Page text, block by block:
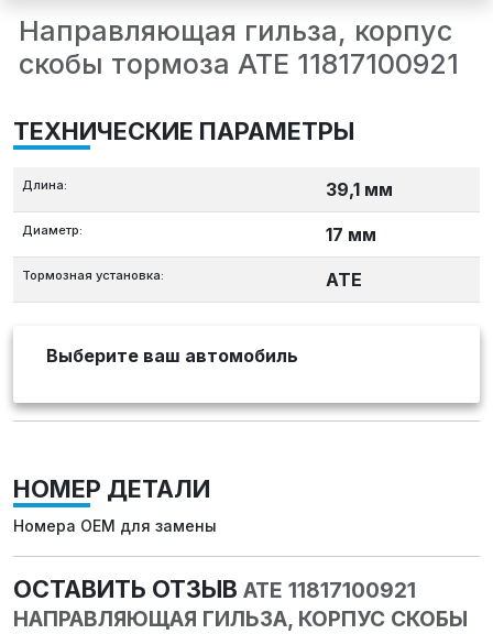
Направляющая гильза, корпус
скобы тормоза ATE 11817100921
ТЕХНИЧЕСКИЕ ПАРАМЕТРЫ
Длина: 39,1 мм
Диаметр: 17 мм
Тормозная установка: ATE
Выберите ваш автомобиль
НОМЕР ДЕТАЛИ
Номера OEM для замены
ОСТАВИТЬ ОТЗЫВ ATE 11817100921
НАПРАВЛЯЮЩАЯ ГИЛЬЗА, КОРПУС СКОБЫ